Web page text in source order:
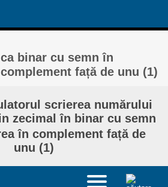
binar cu semn în
față de unu (1)
scrierea numărului
zecimal în binar cu semn
în complement față de
unu (1)